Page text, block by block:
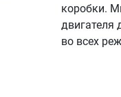
коробки.
двигателя
во всех